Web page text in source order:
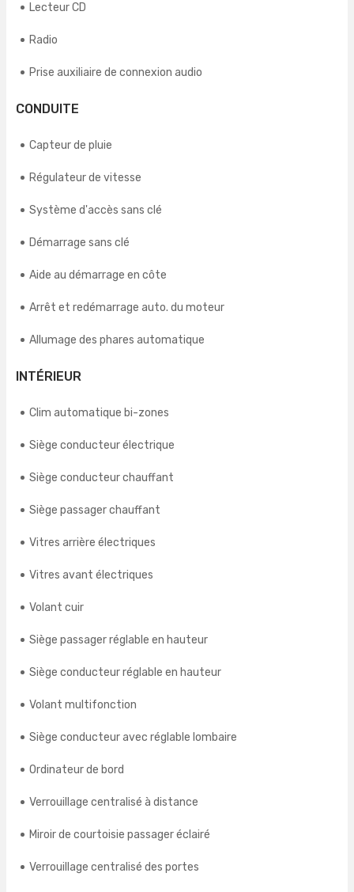
Lecteur CD
Radio
Prise auxiliaire de connexion audio
CONDUITE
Capteur de pluie
Régulateur de vitesse
Système d'accès sans clé
Démarrage sans clé
Aide au démarrage en côte
Arrêt et redémarrage auto. du moteur
Allumage des phares automatique
INTÉRIEUR
Clim automatique bi-zones
Siège conducteur électrique
Siège conducteur chauffant
Siège passager chauffant
Vitres arrière électriques
Vitres avant électriques
Volant cuir
Siège passager réglable en hauteur
Siège conducteur réglable en hauteur
Volant multifonction
Siège conducteur avec réglable lombaire
Ordinateur de bord
Verrouillage centralisé à distance
Miroir de courtoisie passager éclairé
Verrouillage centralisé des portes